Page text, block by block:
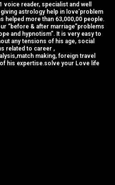
voice reader, specialist and well
astrology help in love’problem
helped more than 63,000,00 people.
“before & after marriage”problems
and hypnotism”. It is very easy to
any tensions of his age, social
related to career ,
making, foreign travel
his expertise.solve your Love life